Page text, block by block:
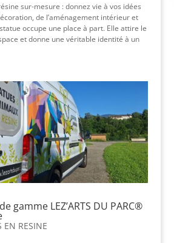
sur-mesure : donnez vie à vos idées
de l’aménagement intérieur et
occupe une place à part. Elle attire le
et donne une véritable identité à un
gamme LEZ’ARTS DU PARC®
EN RESINE